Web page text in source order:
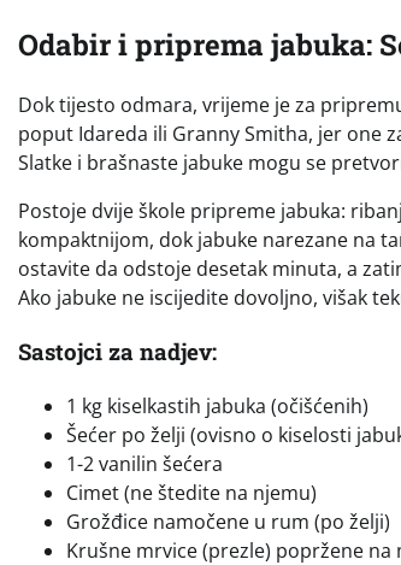
Odabir i priprema jabuka:
Dok tijesto odmara, vrijeme je za
poput Idareda ili Granny Smitha, jer one
Slatke i brašnaste jabuke mogu se
Postoje dvije škole pripreme jabuka:
kompaktnijom, dok jabuke narezane na
ostavite da odstoje desetak minuta, a
Ako jabuke ne iscijedite dovoljno, višak
Sastojci za nadjev:
1 kg kiselkastih jabuka (očišćenih)
Šećer po želji (ovisno o kiselosti
1-2 vanilin šećera
Cimet (ne štedite na njemu)
Grožđice namočene u rum (po želji)
Krušne mrvice (prezle) popržene na